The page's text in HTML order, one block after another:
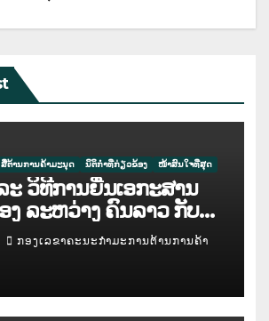
ສື່ຕ້ານການຄ້າມະນຸດ ນິຕິກຳທີ່ກ່ຽວຂ້ອງ ໜ້າສົນໃຈທີ່ສຸດ
ະ ວິທີການຍື່ນເອກະສານ
ງ ລະຫວ່າງ ຄົນລາວ ກັບ
ທດ
ກອງເລຂາຄະນະກຳມະການຕ້ານການຄ້າ